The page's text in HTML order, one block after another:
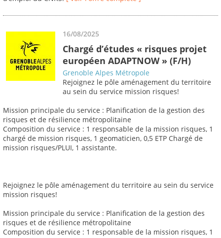
16/08/2025
Chargé d’études « risques projet
européen ADAPTNOW » (F/H)
Grenoble Alpes Métropole
Rejoignez le pôle aménagement du territoire
au sein du service mission risques!
Mission principale du service : Planification de la gestion des
risques et de résilience métropolitaine
Composition du service : 1 responsable de la mission risques, 1
chargé de mission risques, 1 geomaticien, 0,5 ETP Chargé de
mission risques/PLUI, 1 assistante.
Rejoignez le pôle aménagement du territoire au sein du service
mission risques!
Mission principale du service : Planification de la gestion des
risques et de résilience métropolitaine
Composition du service : 1 responsable de la mission risques, 1